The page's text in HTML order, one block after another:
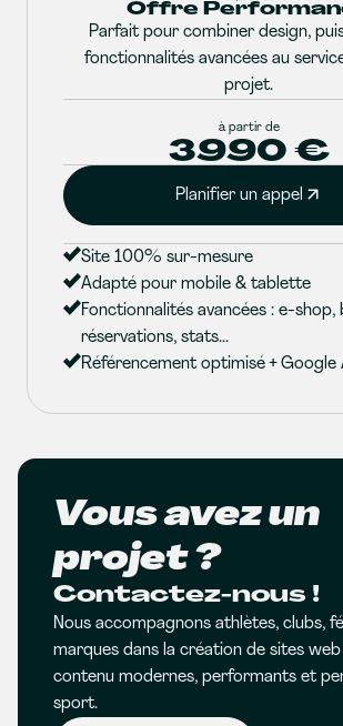
Offre
Parfait pour combiner design,
fonctionnalités avancées au
projet.
à partir de
3990 €
Planifier un appel
Site 100% sur-mesure
Adapté pour mobile & tablette
Fonctionnalités avancées : e-shop,
réservations, stats...
Référencement optimisé + Google
Vous avez un
projet ?
Contactez-nous !
Nous accompagnons athlètes, clubs,
marques dans la création de sites
contenu modernes, performants et
sport.